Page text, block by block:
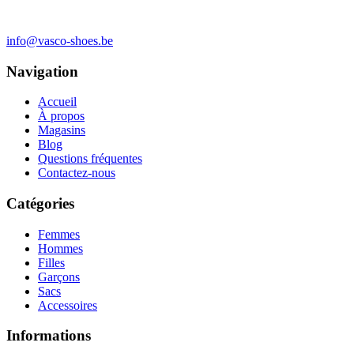
info@vasco-shoes.be
Navigation
Accueil
À propos
Magasins
Blog
Questions fréquentes
Contactez-nous
Catégories
Femmes
Hommes
Filles
Garçons
Sacs
Accessoires
Informations